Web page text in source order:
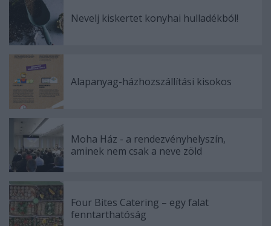
Nevelj kiskertet konyhai hulladékból!
Alapanyag-házhozszállítási kisokos
Moha Ház - a rendezvényhelyszín,
aminek nem csak a neve zöld
Four Bites Catering – egy falat
fenntarthatóság